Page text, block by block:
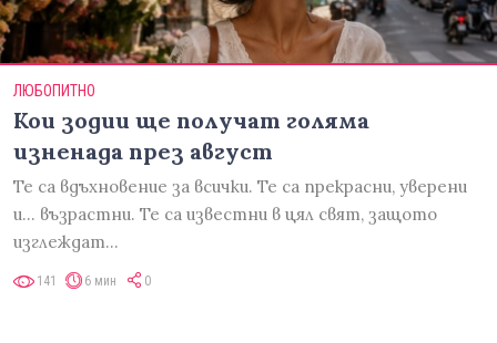
ЛЮБОПИТНО
Кои зодии ще получат голяма
изненада през август
Те са вдъхновение за всички. Те са прекрасни, уверени
и... възрастни. Те са известни в цял свят, защото
изглеждат…
141 6 мин 0